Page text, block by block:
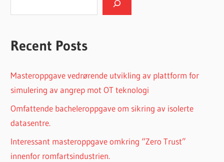
Recent Posts
Masteroppgave vedrørende utvikling av plattform for
simulering av angrep mot OT teknologi
Omfattende bacheleroppgave om sikring av isolerte
datasentre.
Interessant masteroppgave omkring “Zero Trust”
innenfor romfartsindustrien.